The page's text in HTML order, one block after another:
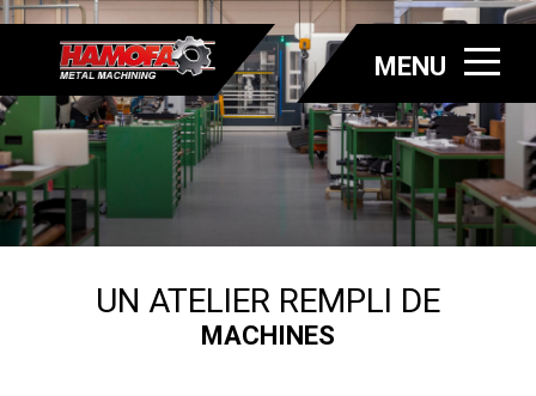
MENU
UN ATELIER REMPLI DE
MACHINES